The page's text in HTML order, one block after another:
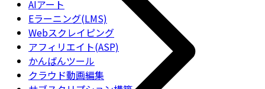
AIアート
Eラーニング(LMS)
Webスクレイピング
アフィリエイト(ASP)
かんばんツール
クラウド動画編集